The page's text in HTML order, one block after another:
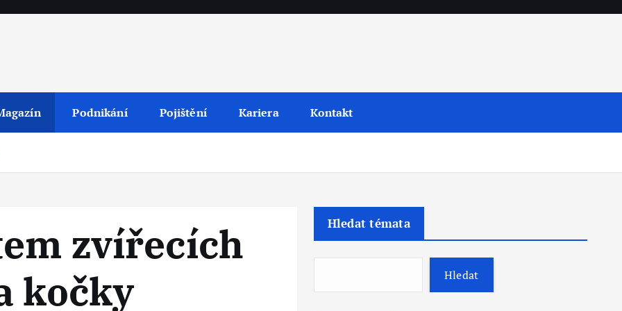
Podnikání Pojištění Kariera Kontakt
zvířecích
kočky
Hledat témata
Hledat